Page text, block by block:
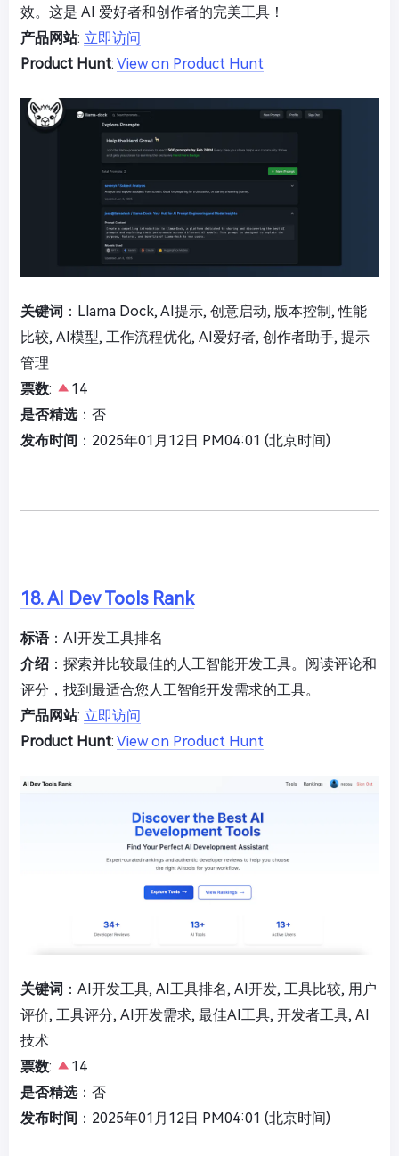
效。这是 AI 爱好者和创作者的完美工具！
产品网站: 立即访问
Product Hunt: View on Product Hunt
关键词 ：Llama Dock, AI提示, 创意启动, 版本控制, 性能
比较, AI模型, 工作流程优化, AI爱好者, 创作者助手, 提示
管理
票数:
14
是否精选：否
发布时间 ：2025年01月12日 PM04:01 (北京时间)
18. AI Dev Tools Rank
标语：AI开发工具排名
介绍 ：探索并比较最佳的人工智能开发工具。阅读评论和
评分，找到最适合您人工智能开发需求的工具。
产品网站: 立即访问
Product Hunt: View on Product Hunt
关键词 ：AI开发工具, AI工具排名, AI开发, 工具比较, 用户
评价, 工具评分, AI开发需求, 最佳AI工具, 开发者工具, AI
技术
票数:
14
是否精选：否
发布时间 ：2025年01月12日 PM04:01 (北京时间)